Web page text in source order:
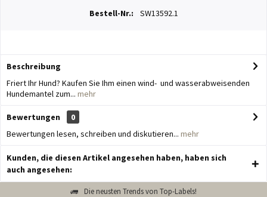
Bestell-Nr.: SW13592.1
Beschreibung
Friert Ihr Hund? Kaufen Sie Ihm einen wind- und wasserabweisenden
Hundemantel zum... mehr
Bewertungen
0
Bewertungen lesen, schreiben und diskutieren... mehr
Kunden, die diesen Artikel angesehen haben, haben sich
auch angesehen:
Die neusten Trends von Top-Labels!